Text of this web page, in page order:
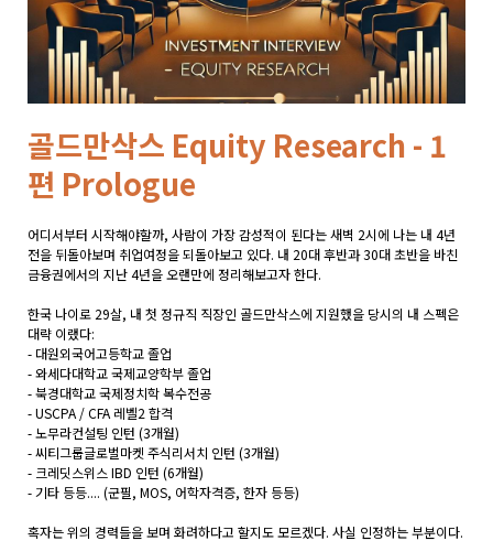
골드만삭스 Equity Research - 1
편 Prologue
어디서부터 시작해야할까, 사람이 가장 감성적이 된다는 새벽 2시에 나는 내 4년
전을 뒤돌아보며 취업여정을 되돌아보고 있다. 내 20대 후반과 30대 초반을 바친
금융권에서의 지난 4년을 오랜만에 정리해보고자 한다.
한국 나이로 29살, 내 첫 정규직 직장인 골드만삭스에 지원했을 당시의 내 스펙은
대략 이랬다:
- 대원외국어고등학교 졸업
- 와세다대학교 국제교양학부 졸업
- 북경대학교 국제정치학 복수전공
- USCPA / CFA 레벨2 합격
- 노무라컨설팅 인턴 (3개월)
- 씨티그룹글로벌마켓 주식리서치 인턴 (3개월)
- 크레딧스위스 IBD 인턴 (6개월)
- 기타 등등.... (군필, MOS, 어학자격증, 한자 등등)
혹자는 위의 경력들을 보며 화려하다고 할지도 모르겠다. 사실 인정하는 부분이다.